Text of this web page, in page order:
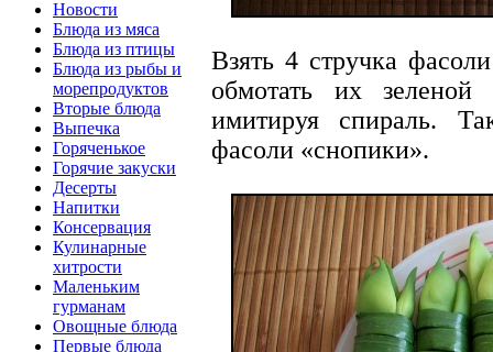
Новости
Блюда из мяса
Блюда из птицы
Блюда из рыбы и
морепродуктов
Вторые блюда
Выпечка
Горяченькое
Горячие закуски
Десерты
Напитки
Консервация
Кулинарные
хитрости
Маленьким
гурманам
Овощные блюда
Первые блюда
Взять 4 стручка
обмотать их
имитируя спираль.
фасоли «снопики».